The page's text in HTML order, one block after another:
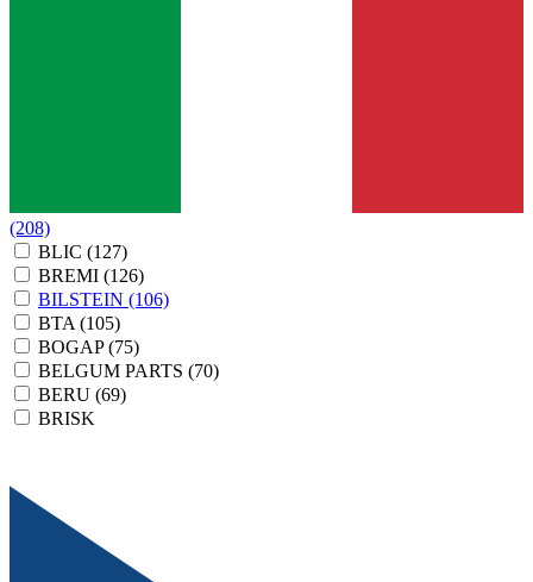
(208)
BLIC (127)
BREMI (126)
BILSTEIN (106)
BTA (105)
BOGAP(75)
BELGUM PARTS (70)
BERU (69)
BRISK